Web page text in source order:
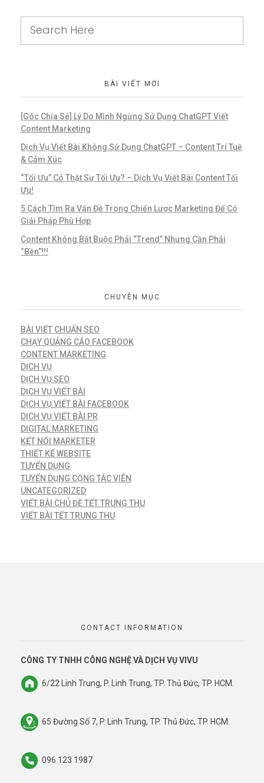
BÀI VIẾT MỚI
[Góc Chia Sẻ] Lý Do Mình Ngừng Sử Dụng ChatGPT Viết
Content Marketing
Dịch Vụ Viết Bài Không Sử Dụng ChatGPT – Content Trí Tuệ
& Cảm Xúc
“Tối Ưu” Có Thật Sự Tối Ưu? – Dịch Vụ Viết Bài Content Tối
Ưu!
5 Cách Tìm Ra Vấn Đề Trong Chiến Lược Marketing Để Có
Giải Pháp Phù Hợp
Content Không Bắt Buộc Phải “Trend” Nhưng Cần Phải
“Bền”!!!
CHUYÊN MỤC
BÀI VIẾT CHUẨN SEO
CHẠY QUẢNG CÁO FACEBOOK
CONTENT MARKETING
DỊCH VỤ
DỊCH VỤ SEO
DỊCH VỤ VIẾT BÀI
DỊCH VỤ VIẾT BÀI FACEBOOK
DỊCH VỤ VIẾT BÀI PR
DIGITAL MARKETING
KẾT NỐI MARKETER
THIẾT KẾ WEBSITE
TUYỂN DỤNG
TUYỂN DỤNG CỘNG TÁC VIÊN
UNCATEGORIZED
VIẾT BÀI CHỦ ĐỀ TẾT TRUNG THU
VIẾT BÀI TẾT TRUNG THU
CONTACT INFORMATION
CÔNG TY TNHH CÔNG NGHỆ VÀ DỊCH VỤ VIVU
6/22 Linh Trung, P. Linh Trung, TP. Thủ Đức, TP. HCM.
65 Đường Số 7, P. Linh Trung, TP. Thủ Đức, TP. HCM.
096 123 1987